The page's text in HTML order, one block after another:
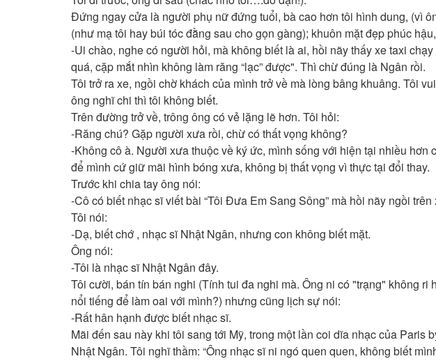
Đứng ngay cửa là người phụ nữ đứng tuổi, bà cao hơn tôi hình dung, (vì
(như mạ tôi hay búi tóc đằng sau cho gọn gàng); khuôn mặt đẹp phúc
-Ui chào, nghe có người hỏi, mà không biết là ai, hồi nãy thấy xe taxi
quá, cặp mắt nhìn không làm răng “lạc” được". Thì chừ đúng là Ngân rồi.
Tôi trở ra xe, ngồi chờ khách của mình trở về mà lòng bâng khuâng. Tôi
ông nghĩ chi thì tôi không biết.
Trên đường trở về, trông ông có vẻ lặng lẽ hơn. Tôi hỏi:
-Răng chú? Gặp người xưa rồi, chừ có thất vọng không?
-Không cô à. Người xưa thuộc về ký ức, mình sống với hiện tại nhiều hơn
để mình cứ giữ mãi hình bóng xưa, không bị thất vọng vì thực tại đổi thay.
Trước khi chia tay ông nói:
-Cô có biết nhạc sĩ viết bài “Tôi Đưa Em Sang Sông” mà hồi nãy ngồi
Tôi nói:
-Dạ, biết chớ , nhạc sĩ Nhật Ngân, nhưng con không biết mặt.
Ông nói:
-Tôi là nhạc sĩ Nhật Ngân đây.
Tôi cười, bán tín bán nghi (Tính tui đa nghi mà. Ông ni có "trạng" không
nổi tiếng để làm oai với mình?) nhưng cũng lịch sự nói:
-Rất hân hạnh được biết nhạc sĩ.
Mãi đến sau này khi tôi sang tới Mỹ, trong một lần coi dĩa nhạc của Paris
Nhật Ngân. Tôi nghĩ thầm: “Ông nhạc sĩ ni ngó quen quen, không biết